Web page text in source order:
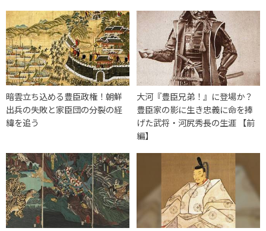
暗雲立ち込める豊臣政権！朝鮮
出兵の失敗と家臣団の分裂の経
緯を追う
大河『豊臣兄弟！』に登場か？
豊臣家の影に生き忠義に命を捧
げた武将・河尻秀長の生涯 【前
編】